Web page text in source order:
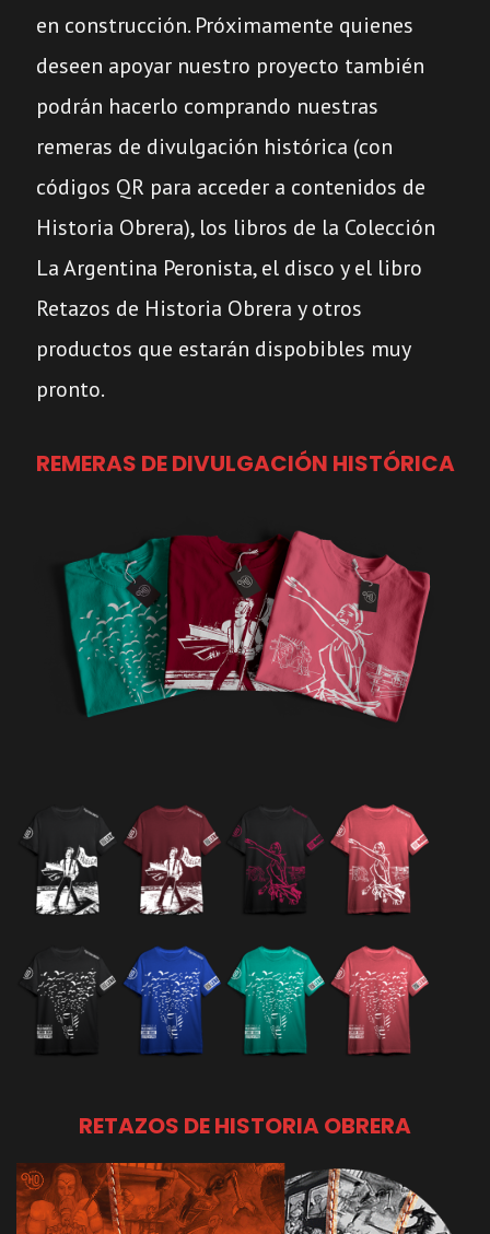
en construcción. Próximamente quienes
deseen apoyar nuestro proyecto también
podrán hacerlo comprando nuestras
remeras de divulgación histórica (con
códigos QR para acceder a contenidos de
Historia Obrera), los libros de la Colección
La Argentina Peronista, el disco y el libro
Retazos de Historia Obrera y otros
productos que estarán dispobibles muy
pronto.
REMERAS DE DIVULGACIÓN HISTÓRICA
RETAZOS DE HISTORIA OBRERA